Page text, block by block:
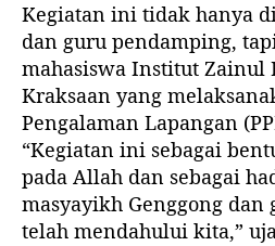
Kegiatan ini tidak hanya
dan guru pendamping,
mahasiswa Institut Zainul
Kraksaan yang
Pengalaman Lapangan
“Kegiatan ini sebagai
pada Allah dan sebagai
masyayikh Genggong dan
telah mendahului kita,”